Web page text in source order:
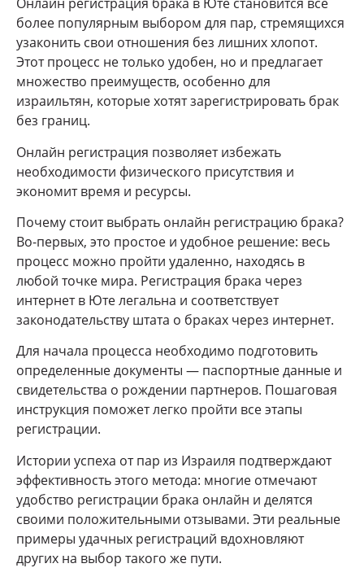
более популярным выбором для пар, стремящихся
узаконить свои отношения без лишних хлопот.
Этот процесс не только удобен, но и предлагает
множество преимуществ, особенно для
израильтян, которые хотят зарегистрировать брак
без границ.
Онлайн регистрация позволяет избежать
необходимости физического присутствия и
экономит время и ресурсы.
Почему стоит выбрать онлайн регистрацию брака?
Во-первых, это простое и удобное решение: весь
процесс можно пройти удаленно, находясь в
любой точке мира. Регистрация брака через
интернет в Юте легальна и соответствует
законодательству штата о браках через интернет.
Для начала процесса необходимо подготовить
определенные документы — паспортные данные и
свидетельства о рождении партнеров. Пошаговая
инструкция поможет легко пройти все этапы
регистрации.
Истории успеха от пар из Израиля подтверждают
эффективность этого метода: многие отмечают
удобство регистрации брака онлайн и делятся
своими положительными отзывами. Эти реальные
примеры удачных регистраций вдохновляют
других на выбор такого же пути.